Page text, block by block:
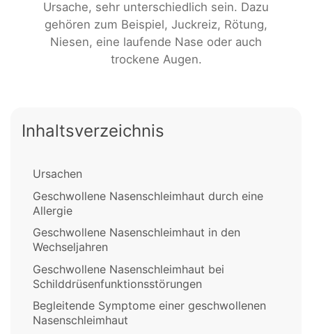
Ursache, sehr unterschiedlich sein. Dazu
gehören zum Beispiel, Juckreiz, Rötung,
Niesen, eine laufende Nase oder auch
trockene Augen.
Inhaltsverzeichnis
Ursachen
Geschwollene Nasenschleimhaut durch eine
Allergie
Geschwollene Nasenschleimhaut in den
Wechseljahren
Geschwollene Nasenschleimhaut bei
Schilddrüsenfunktionsstörungen
Begleitende Symptome einer geschwollenen
Nasenschleimhaut